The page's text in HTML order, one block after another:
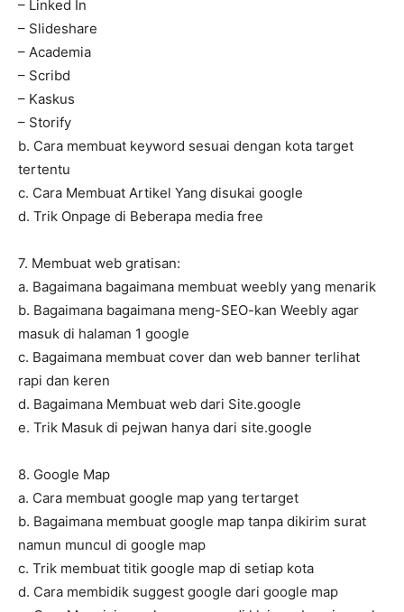
– Linked In
– Slideshare
– Academia
– Scribd
– Kaskus
– Storify
b. Cara membuat keyword sesuai dengan kota target
tertentu
c. Cara Membuat Artikel Yang disukai google
d. Trik Onpage di Beberapa media free
7. Membuat web gratisan:
a. Bagaimana bagaimana membuat weebly yang menarik
b. Bagaimana bagaimana meng-SEO-kan Weebly agar
masuk di halaman 1 google
c. Bagaimana membuat cover dan web banner terlihat
rapi dan keren
d. Bagaimana Membuat web dari Site.google
e. Trik Masuk di pejwan hanya dari site.google
8. Google Map
a. Cara membuat google map yang tertarget
b. Bagaimana membuat google map tanpa dikirim surat
namun muncul di google map
c. Trik membuat titik google map di setiap kota
d. Cara membidik suggest google dari google map